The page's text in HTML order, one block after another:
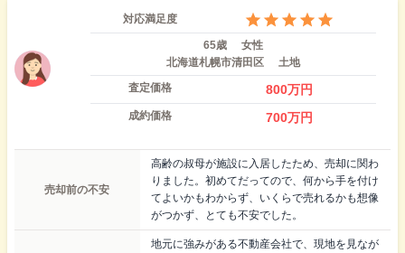
対応満足度
65歳
女性
北海道札幌市清田区
土地
査定価格
800万円
成約価格 700万円
売却前の不安
高齢の叔母が施設に入居したため、売却に関わ
りました。初めてだってので、何から手を付け
てよいかもわからず、いくらで売れるかも想像
がつかず、とても不安でした。
地元に強みがある不動産会社で、現地を見なが